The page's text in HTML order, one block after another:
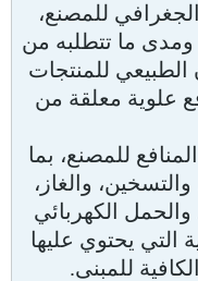
للمصنع،
ومدى ما تتطلبه من
للمنتجات
علوية معلقة من
للمصنع، بما
والتسخين، والغاز،
الكهربائي
التي يحتوي عليها
للمبنى.